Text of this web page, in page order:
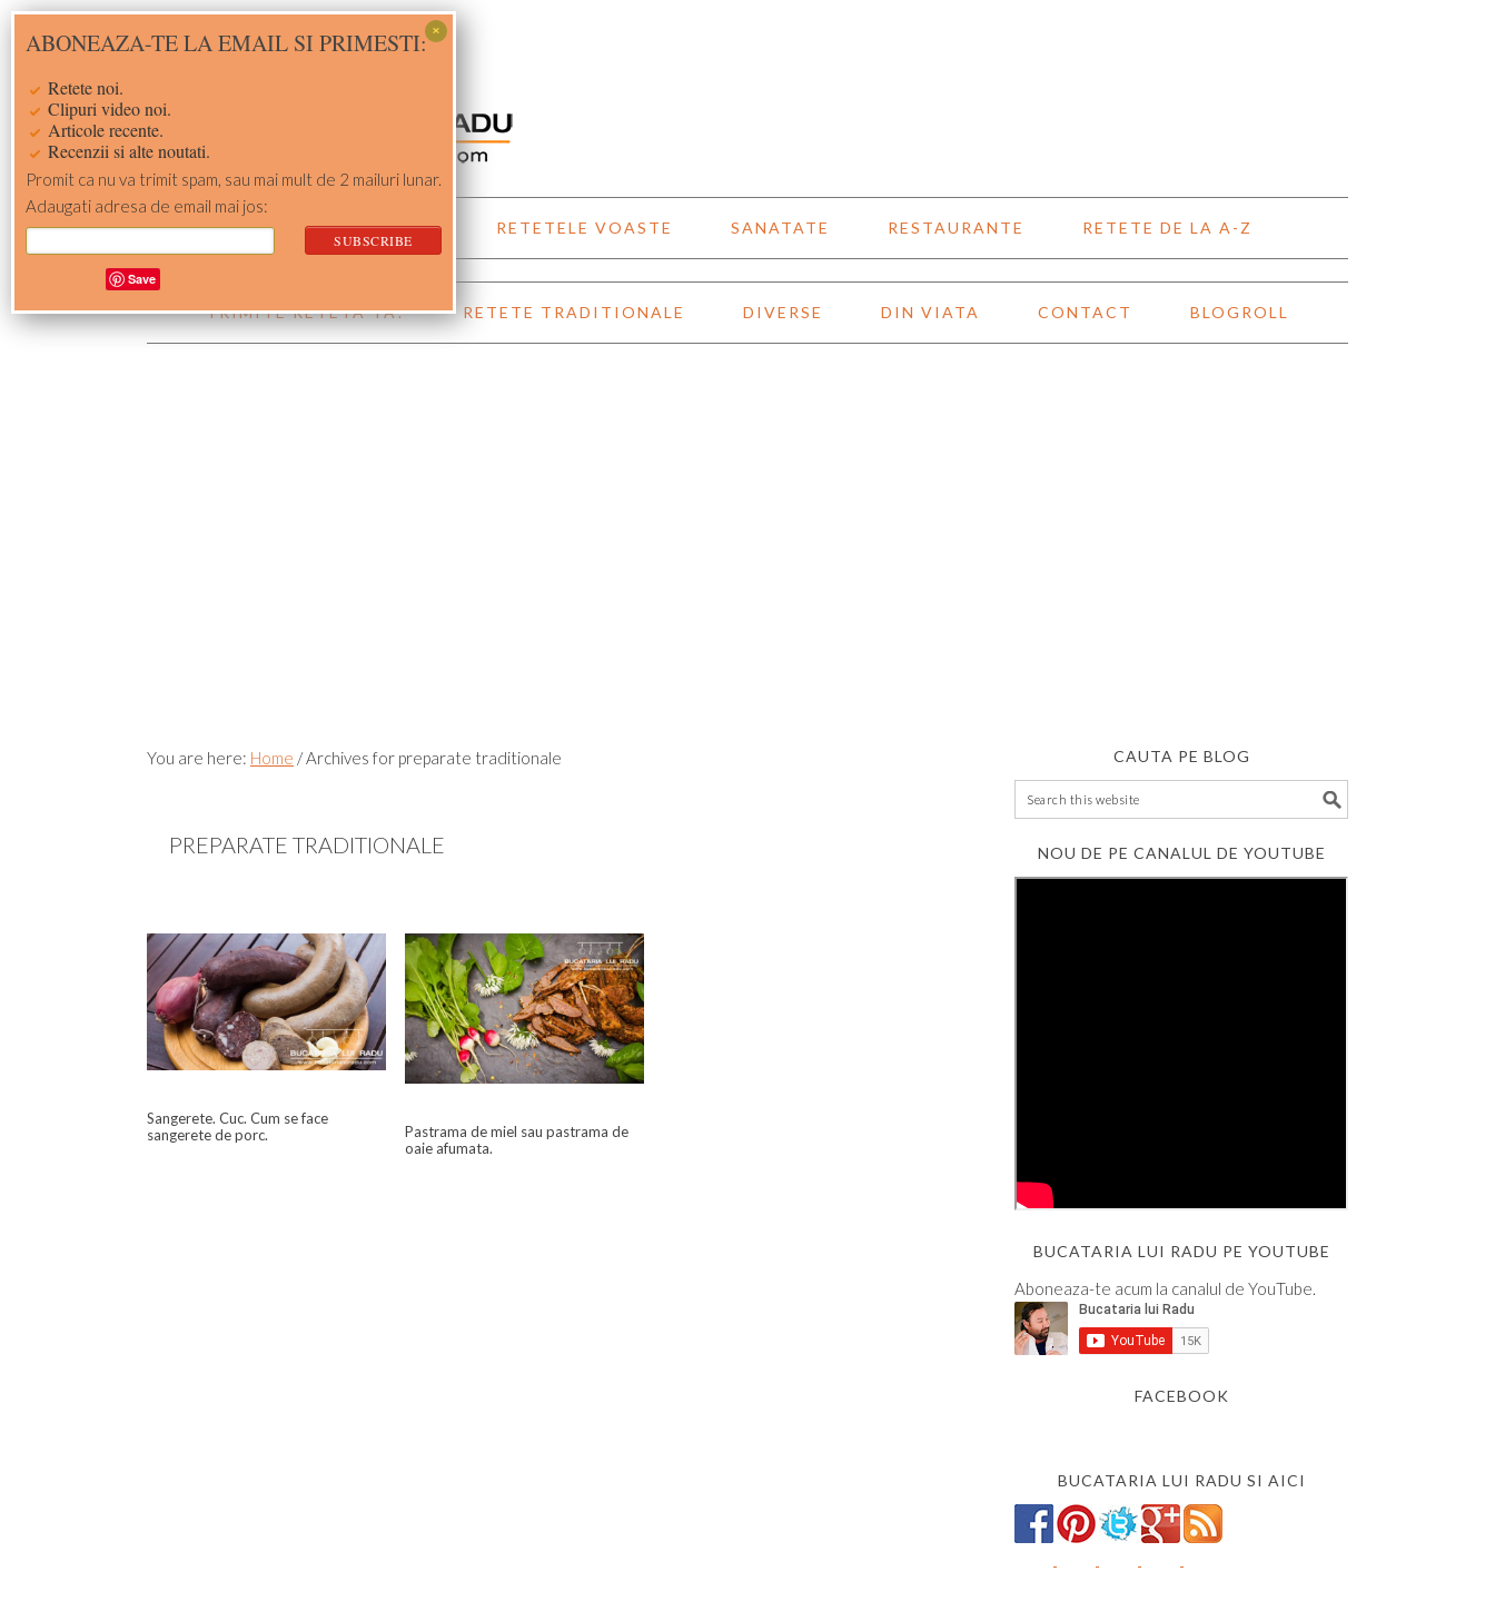
Skip
to
Skip
to
Skip
to
Skip
to
ACASA RETETE RETETELE VOASTE SANATATE RESTAURANTE RETETE DE LA A-Z
TRIMITE RETETA TA! RETETE TRADITIONALE DIVERSE DIN VIATA CONTACT BLOGROLL
You are here: Home /Archives for preparate traditionale
PREPARATE TRADITIONALE
Sangerete. Cuc. Cum se face
sangerete de porc.
Pastrama de miel sau pastrama de
oaie afumata.
CAUTA PE BLOG
NOU DE PE CANALUL DE YOUTUBE
BUCATARIA LUI RADU PE YOUTUBE
Aboneaza-te acum la canalul de YouTube.
FACEBOOK
BUCATARIA LUI RADU SI AICI
ABONEAZA-TE LA EMAIL SI PRIMESTI:
Retete noi.
Clipuri video noi.
Articole recente.
Recenzii si alte noutati.
Promit ca nu va trimit spam, sau mai mult de 2 mailuri lunar.
Adaugati adresa de email mai jos:
Save